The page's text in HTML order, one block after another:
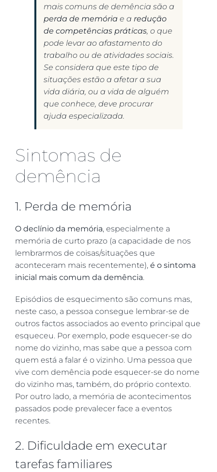
mais comuns de demência são a
perda de memória e aredução
de competências práticas, o que
pode levar ao afastamento do
trabalho ou de atividades sociais.
Se considera que este tipo de
situações estão a afetar a sua
vida diária, ou a vida de alguém
que conhece, deve procurar
ajuda especializada.
Sintomas de
demência
1. Perda de memória
O declínio da memória, especialmente a
memória de curto prazo (a capacidade de nos
lembrarmos de coisas/situações que
aconteceram mais recentemente),é o sintoma
inicial mais comum da demência.
Episódios de esquecimento são comuns mas,
neste caso, a pessoa consegue lembrar-se de
outros factos associados ao evento principal que
esqueceu. Por exemplo, pode esquecer-se do
nome do vizinho, mas sabe que a pessoa com
quem está a falar é o vizinho. Uma pessoa que
vive com demência pode esquecer-se do nome
do vizinho mas, também, do próprio contexto.
Por outro lado, a memória de acontecimentos
passados pode prevalecer face a eventos
recentes.
2. Dificuldade em executar
tarefas familiares